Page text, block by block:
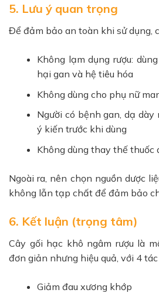
5. Lưu ý quan trọng
Để đảm bảo an toàn khi sử dụng,
Không lạm dụng rượu:
hại gan và hệ tiêu hóa
Không dùng cho phụ nữ
Người có bệnh gan, dạ
ý kiến trước khi dùng
Không dùng thay thế thuốc
Ngoài ra, nên chọn nguồn dược
không lẫn tạp chất để đảm bảo
6. Kết luận (trọng tâm)
Cây gối hạc khô ngâm rượu là
đơn giản nhưng hiệu quả, với 4
Giảm đau xương khớp